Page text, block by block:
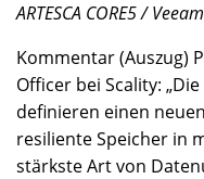
ARTESCA CORE5 /
Kommentar (Auszug)
Officer bei Scality:
definieren einen
resiliente Speicher in
stärkste Art von